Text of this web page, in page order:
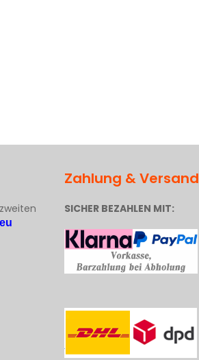
Zahlung & Versand
SICHER BEZAHLEN MIT: